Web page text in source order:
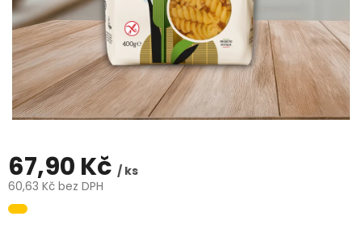
67,90 Kč / ks
60,63 Kč bez DPH
Měrná